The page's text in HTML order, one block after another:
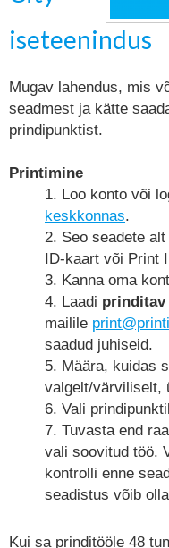
iseteenindus
Mugav lahendus, mis
seadmest ja kätte
prindipunktist.
Printimine
Loo konto või
keskkonnas.
Seo seadete
ID-kaart või Print
Kanna oma
Laadi prinditav
mailile
saadud juhiseid.
Määra, kuidas
valgelt/värviliselt,
Vali
Tuvasta end
vali soovitud töö.
kontrolli enne
seadistus võib
Kui sa prinditööle 48